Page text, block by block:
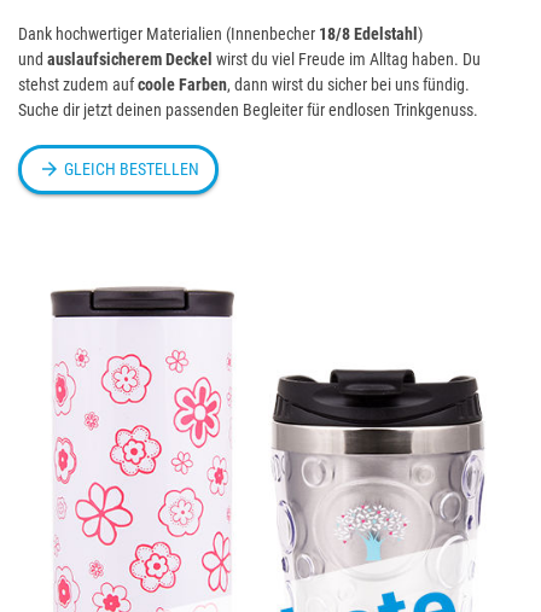
Dank hochwertiger Materialien (Innenbecher 18/8 Edelstahl )
und auslaufsicherem Deckel wirst du viel Freude im Alltag haben. Du
stehst zudem aufcoole Farben, dann wirst du sicher bei uns fündig.
Suche dir jetzt deinen passenden Begleiter für endlosen Trinkgenuss.
 GLEICH BESTELLEN